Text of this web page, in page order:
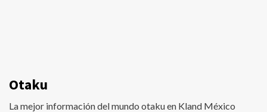
Otaku
La mejor información del mundo otaku en Kland México